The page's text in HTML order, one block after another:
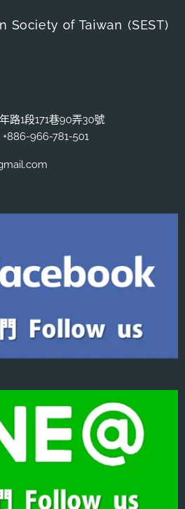
Society of Taiwan (SEST)
路1段171巷90弄30號
966-781-501